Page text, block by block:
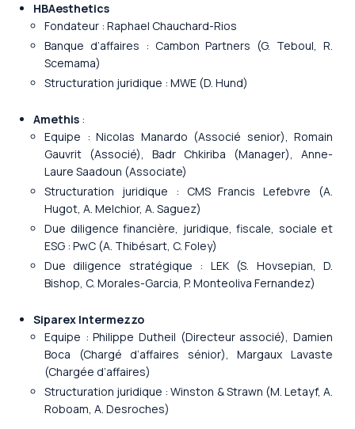
HBAesthetics
Fondateur : Raphael Chauchard-Rios
Banque d’affaires : Cambon Partners (G. Teboul, R.
Scemama)
Structuration juridique : MWE (D. Hund)
Amethis :
Equipe : Nicolas Manardo (Associé senior), Romain
Gauvrit (Associé), Badr Chkiriba (Manager), Anne-
Laure Saadoun (Associate)
Structuration juridique : CMS Francis Lefebvre (A.
Hugot, A. Melchior, A. Saguez)
Due diligence financière, juridique, fiscale, sociale et
ESG : PwC (A. Thibésart, C. Foley)
Due diligence stratégique : LEK (S. Hovsepian, D.
Bishop, C. Morales-Garcia, P. Monteoliva Fernandez)
Siparex Intermezzo
Equipe : Philippe Dutheil (Directeur associé), Damien
Boca (Chargé d’affaires sénior), Margaux Lavaste
(Chargée d’affaires)
Structuration juridique : Winston & Strawn (M. Letayf, A.
Roboam, A. Desroches)